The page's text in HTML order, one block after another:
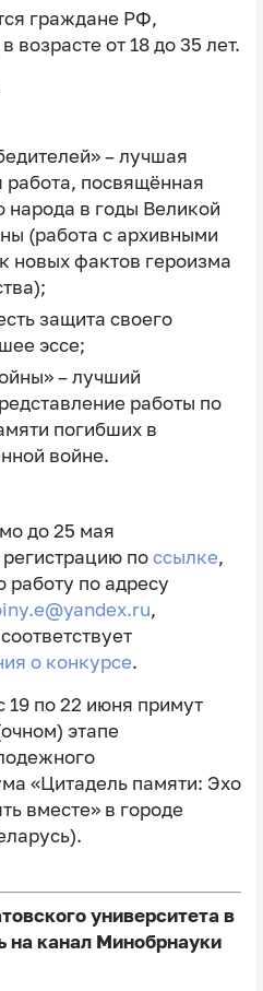
граждане РФ,
возрасте от 18 до 35 лет.
– лучшая
работа, посвящённая
народа в годы Великой
(работа с архивными
новых фактов героизма
защита своего
эссе;
– лучший
работы по
погибших в
войне.
до 25 мая
по ссылке,
работу по адресу
,
о конкурсе.
19 по 22 июня примут
этапе
«Цитадель памяти: Эхо
вместе» в городе
университета в
на канал Минобрнауки